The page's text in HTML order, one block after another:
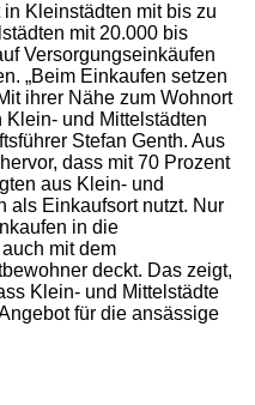
Kleinstädten mit bis zu
mit 20.000 bis
Versorgungseinkäufen
„Beim Einkaufen setzen
ihrer Nähe zum Wohnort
und Mittelstädten
Stefan Genth. Aus
dass mit 70 Prozent
aus Klein- und
als Einkaufsort nutzt. Nur
in die
mit dem
deckt. Das zeigt,
Klein- und Mittelstädte
für die ansässige